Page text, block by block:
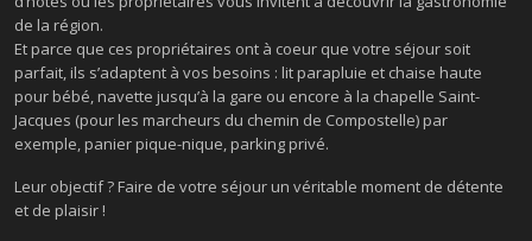
de la région.
Et parce que ces propriétaires ont à coeur que votre séjour soit
parfait, ils s’adaptent à vos besoins : lit parapluie et chaise haute
pour bébé, navette jusqu’à la gare ou encore à la chapelle Saint-
Jacques (pour les marcheurs du chemin de Compostelle) par
exemple, panier pique-nique, parking privé.
Leur objectif ? Faire de votre séjour un véritable moment de détente
et de plaisir !